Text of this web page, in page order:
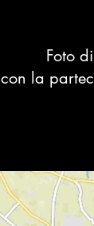
Foto
con la